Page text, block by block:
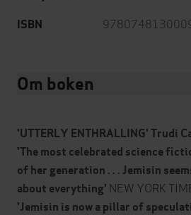
ISBN
Om boken
'UTTERLY ENTHRALLING' Trudi
'The most celebrated science
of her generation . . . Jemisin
about everything' NEW YORK
'Jemisin is now a pillar of